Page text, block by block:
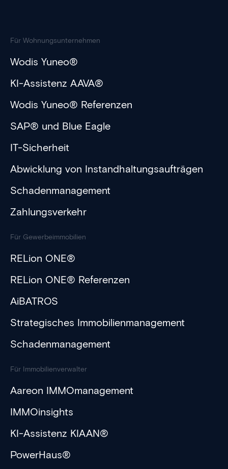
Für Wohnungsunternehmen
Wodis Yuneo®
KI-Assistenz AAVA®
Wodis Yuneo® Referenzen
SAP® und Blue Eagle
IT-Sicherheit
Abwicklung von Instandhaltungsaufträgen
Schadenmanagement
Zahlungsverkehr
Für Gewerbeimmobilien
RELion ONE®
RELion ONE® Referenzen
AiBATROS
Strategisches Immobilienmanagement
Schadenmanagement
Für Immobilienverwalter
Aareon IMMOmanagement
IMMOinsights
KI-Assistenz KIAAN®
PowerHaus®